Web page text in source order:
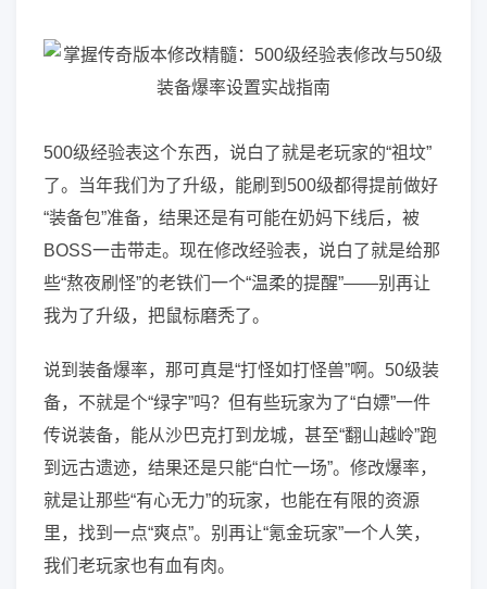
500级经验表这个东西，说白了就是老玩家的“祖坟”
了。当年我们为了升级，能刷到500级都得提前做好
“装备包”准备，结果还是有可能在奶妈下线后，被
BOSS一击带走。现在修改经验表，说白了就是给那
些“熬夜刷怪”的老铁们一个“温柔的提醒”——别再让
我为了升级，把鼠标磨秃了。
说到装备爆率，那可真是“打怪如打怪兽”啊。50级装
备，不就是个“绿字”吗？但有些玩家为了“白嫖”一件
传说装备，能从沙巴克打到龙城，甚至“翻山越岭”跑
到远古遗迹，结果还是只能“白忙一场”。修改爆率，
就是让那些“有心无力”的玩家，也能在有限的资源
里，找到一点“爽点”。别再让“氪金玩家”一个人笑，
我们老玩家也有血有肉。